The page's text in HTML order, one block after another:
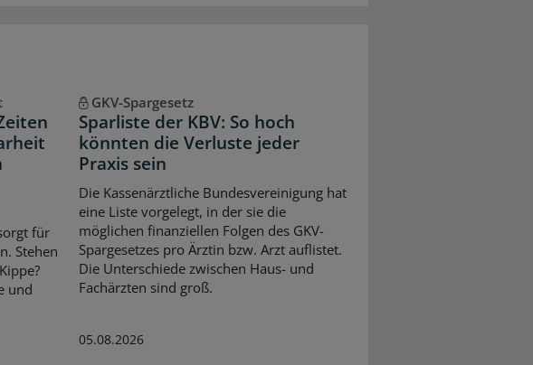
für
Stehen
und
GKV-Spargesetz
Sparliste der KBV: So hoch
könnten die Verluste jeder
Praxis sein
Die Kassenärztliche Bundesvereinigung hat
eine Liste vorgelegt, in der sie die
möglichen finanziellen Folgen des GKV-
Spargesetzes pro Ärztin bzw. Arzt auflistet.
Die Unterschiede zwischen Haus- und
Fachärzten sind groß.
05.08.2026